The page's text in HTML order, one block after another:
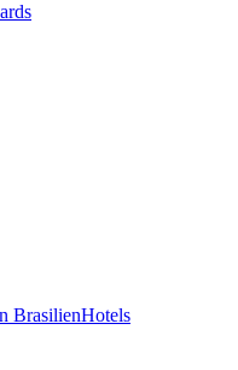
BrasilienHotels